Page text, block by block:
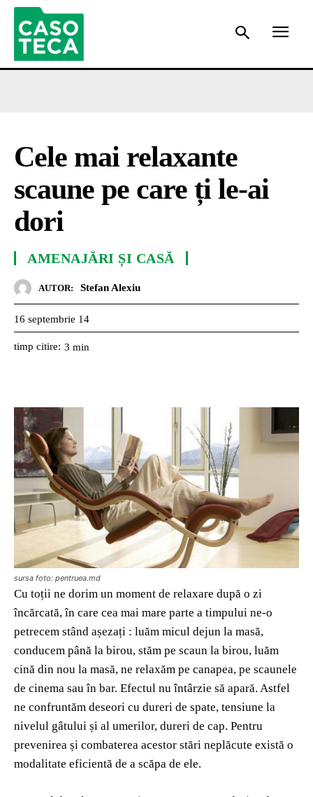
Cele mai relaxante
scaune pe care ți le-ai
dori
AMENAJĂRI ȘI CASĂ
AUTOR: Stefan Alexiu
16 septembrie 14
timp citire: 3 min
sursa foto: pentruea.md
Cu toții ne dorim un moment de relaxare după o zi
încărcată, în care cea mai mare parte a timpului ne-o
petrecem stând așezați : luăm micul dejun la masă,
conducem până la birou, stăm pe scaun la birou, luăm
cină din nou la masă, ne relaxăm pe canapea, pe scaunele
de cinema sau în bar. Efectul nu întârzie să apară. Astfel
ne confruntăm deseori cu dureri de spate, tensiune la
nivelul gâtului și al umerilor, dureri de cap. Pentru
prevenirea și combaterea acestor stări neplăcute există o
modalitate eficientă de a scăpa de ele.